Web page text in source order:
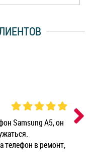
Samsung A5, он
телефон в ремонт,
и сказал